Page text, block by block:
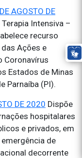
AGOSTO DE
Intensiva –
recurso
Ações e
Coronavírus
Estados de Minas
Parnaíba (PI).
DE 2020 Dispõe
hospitalares
e privados, em
de
decorrente